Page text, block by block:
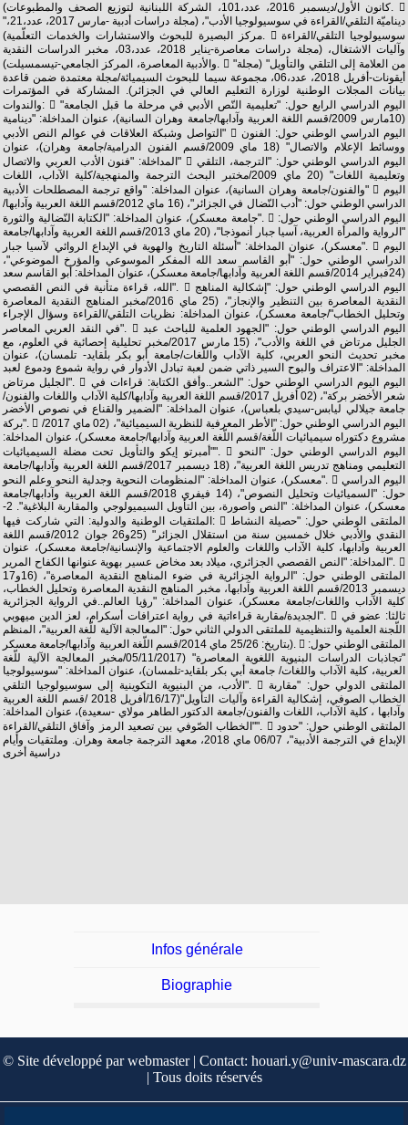
كانون الأول/ديسمبر 2016، عدد،101، الشركة اللبنانية لتوزيع الصحف والمطبوعات). 
"ديناميّة التلقي/القراءة في سوسيولوجيا الأدب"، (مجلة دراسات أدبية -مارس 2017، عدد،21،
مركز البصيرة للبحوث والاستشارات والخدمات التعلّمية).  سوسيولوجيا التلقي/القراءة
وآليات الاشتغال، (مجلة دراسات معاصرة-يناير 2018، عدد،03، مخبر الدراسات النقدية
والأدبية المعاصرة، المركز الجامعي-تيسمسيلت).  "من العلامة إلى التلقي والتأويل" (مجلة
أيقونات-أفريل 2018، عدد،06، مجموعة سيما للبحوث السيميائة/مجلة معتمدة ضمن قاعدة
بيانات المجلات الوطنية لوزارة التعليم العالي في الجزائر). المشاركة في المؤتمرات
والندوات:  اليوم الدراسي الرابع حول: "تعليمية النّص الأدبي في مرحلة ما قبل الجامعة"
(10مارس 2009/قسم اللغة العربية وآدابها/جامعة وهران السانية)، عنوان المداخلة: "دينامية
التواصل وشبكة العلاقات في عوالم النص الأدبي"  اليوم الدراسي الوطني حول: الفنون
ووسائط الإعلام والاتصال" (18 ماي 2009/قسم الفنون الدرامية/جامعة وهران)، عنوان
المداخلة: "فنون الأدب العربي والاتصال"  اليوم الدراسي الوطني حول: "الترجمة، التلقي
وتعليمية اللغات" (20 ماي 2009/مختبر البحث الترجمة والمنهجية/كلية الآداب، اللغات
والفنون/جامعة وهران السانية)، عنوان المداخلة: "واقع ترجمة المصطلحات الأدبية"  اليوم
الدراسي الوطني حول: "أدب النّضال في الجزائر"، (16 ماي 2012/قسم اللغة العربية وآدابها/
جامعة معسكر)، عنوان المداخلة: "الكتابة النّضالية والثورة".  اليوم الدراسي الوطني حول:
"الرواية والمرأة العربية، آسيا جبار أنموذجا"، (20 ماي 2013/قسم اللغة العربية وآدابها/جامعة
معسكر)، عنوان المداخلة: "أسئلة التاريخ والهوية في الإبداع الروائي لآسيا جبار".  اليوم
الدراسي الوطني حول: "أبو القاسم سعد الله المفكر الموسوعي والمؤرخ الموضوعي"،
(24فبراير 2014/قسم اللغة العربية وآدابها/جامعة معسكر)، عنوان المداخلة: أبو القاسم سعد
الله، قراءة متأنية في النص القصصي".  اليوم الدراسي الوطني حول: "إشكالية المناهج
النقدية المعاصرة بين التنظير والإنجاز"، (25 ماي 2016/مخبر المناهج النقدية المعاصرة
وتحليل الخطاب"/جامعة معسكر)، عنوان المداخلة: نظريات التلقي/القراءة وسؤال الإجراء
في النقد العربي المعاصر".  اليوم الدراسي الوطني حول: "الجهود العلمية للباحث عبد
الجليل مرتاض في اللغة والأدب"، (15 مارس 2017/مخبر تحليلية إحصائية في العلوم، مع
مخبر تحديث النحو العربي، كلية الآداب واللّغات/جامعة أبو بكر بلقايد- تلمسان)، عنوان
المداخلة: "الاعتراف والبوح السير ذاتي ضمن لعبة تبادل الأدوار في رواية شموع ودموع لعبد
الجليل مرتاض".  اليوم اليوم الدراسي الوطني حول: "الشعر..وأفق الكتابة: قراءات في
شعر الأخضر بركة"، (02 أفريل 2017/قسم اللغة العربية وآدابها/كلية الآداب واللغات والفنون/
جامعة جيلالي ليابس-سيدي بلعباس)، عنوان المداخلة: "الضمير والقناع في نصوص الأخضر
بركة".  اليوم الدراسي الوطني حول: "الأطر المعرفية للنظرية السيميائية"، (02 ماي 2017/
مشروع دكتوراه سيميائيات اللّغة/قسم اللّغة العربية وآدابها/جامعة معسكر)، عنوان المداخلة:
"أمبرتو إيكو والتأويل تحت مضلة السيميائيات".  اليوم الدراسي الوطني حول: "النحو
التعليمي ومناهج تدريس اللغة العربية"، (18 ديسمبر 2017/قسم اللغة العربية وآدابها/جامعة
معسكر)، عنوان المداخلة: "المنظومات النحوية وجدلية النحو وعلم النحو".  اليوم الدراسي
حول: "السميائيات وتحليل النصوص"، (14 فيفري 2018/قسم اللغة العربية وآدابها/جامعة
معسكر)، عنوان المداخلة: "النص واصورة، بين التأويل السيميولوجي والمقاربة البلاغية". 2-
الملتقيات الوطنية والدولية: التي شاركت فيها:  الملتقى الوطني حول: "حصيلة النشاط
النقدي والأدبي خلال خمسين سنة من استقلال الجزائر" (25و26 جوان 2012/قسم اللغة
العربية وآدابها، كلية الآداب واللغات والعلوم الاجتماعية والإنسانية/جامعة معسكر)، عنوان
المداخلة: "النص القصصي الجزائري، ميلاد بعد مخاض عسير بهوية عنوانها الكفاح المرير". 
الملتقى الوطني حول: "الرواية الجزائرية في ضوء المناهج النقدية المعاصرة"، (16و17
ديسمبر 2013/قسم اللغة العربية وآدابها، مخبر المناهج النقدية المعاصرة وتحليل الخطاب،
كلية الآداب واللغات/جامعة معسكر)، عنوان المداخلة: "رؤيا العالم..في الرواية الجزائرية
الجديدة/مقاربة قراءاتية في رواية اعترافات أسكرام، لعز الدين ميهوبي".  ثالثا: عضو في
اللّجنة العلمية والتنظيمية للملتقى الدولي الثاني حول: "المعالجة الآلية للّغة العربية"، المنظم
بتاريخ: 25/26 ماي 2014/قسم اللّغة العربية وآدابها/جامعة معسكر).  الملتقى الوطني حول:
"تجاذبات الدراسات البنيوية اللغوية المعاصرة" (05/11/2017/مخبر المعالجة الآلية للّغة
العربية، كلية الآداب واللغات/ جامعة أبي بكر بلقايد-تلمسان)، عنوان المداخلة: "سوسيولوجيا
الأدب، من البنيوية التكوينية إلى سوسيولوجيا التلقي".  الملتقى الدولي حول: "مقاربة
الخطاب الصوفي، إشكالية القراءة وآليات التأويل"(16/17/أفريل 2018 /قسم اللغة العربية
وآدابها ، كلية الآداب، اللغات والفنون/جامعة الدكتور الطاهر مولاي -سعيدة)، عنوان المداخلة:
"الخطاب الصّوفي بين تصعيد الرمز وآفاق التلقي/القراءة".  الملتقى الوطني حول: "حدود
الإبداع في الترجمة الأدبية"، 06/07 ماي 2018، معهد الترجمة جامعة وهران. وملتقيات وأيام
دراسية أخرى
Infos générale
Biographie
© Site développé par webmaster | Contact: houari.y@univ-mascara.dz
| Tous doits réservés